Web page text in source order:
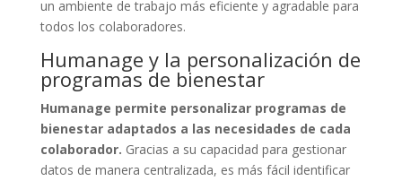
un ambiente de trabajo más eficiente y agradable para
todos los colaboradores.
Humanage y la personalización de
programas de bienestar
Humanage permite personalizar programas de
bienestar adaptados a las necesidades de cada
colaborador. Gracias a su capacidad para gestionar
datos de manera centralizada, es más fácil identificar